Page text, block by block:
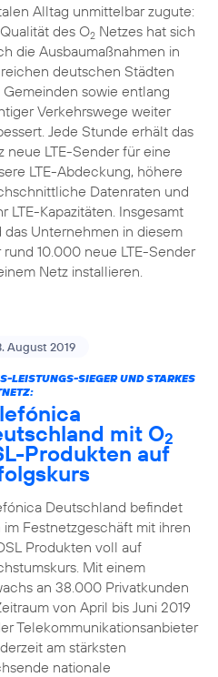
Alltag unmittelbar zugute:
des O2Netzes hat sich
die Ausbaumaßnahmen in
deutschen Städten
Gemeinden sowie entlang
Verkehrswege weiter
Jede Stunde erhält das
neue LTE-Sender für eine
LTE-Abdeckung, höhere
Datenraten und
LTE-Kapazitäten. Insgesamt
das Unternehmen in diesem
rund 10.000 neue LTE-Sender
Netz installieren.
August 2019
LEISTUNGS-SIEGER UND STARKES
mit O2
Produkten auf
Deutschland befindet
im Festnetzgeschäft mit ihren
Produkten voll auf
Mit einem
an 38.000 Privatkunden
von April bis Juni 2019
Telekommunikationsanbieter
am stärksten
nationale